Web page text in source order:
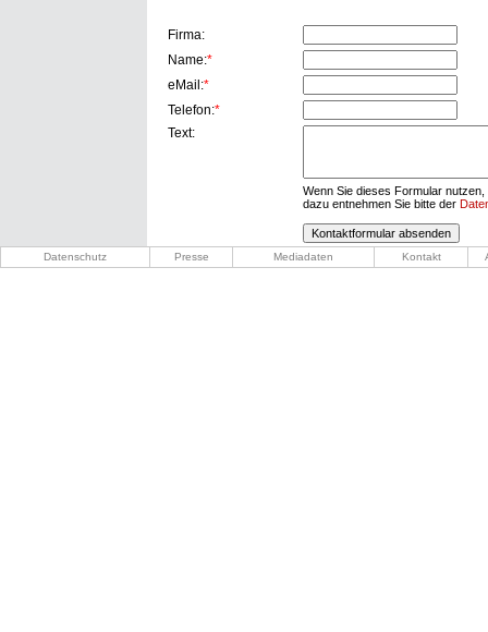
Firma:
Name:*
eMail:*
Telefon:*
Text:
Wenn Sie dieses Formular
dazu entnehmen Sie bitte der
Datenschutz Presse Mediadaten Kontakt